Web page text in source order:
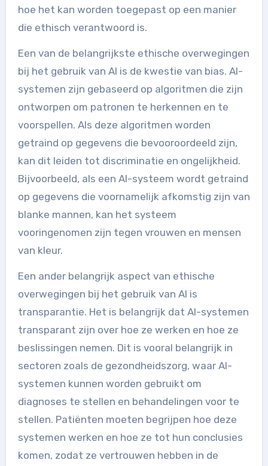
hoe het kan worden toegepast op een manier
die ethisch verantwoord is.
Een van de belangrijkste ethische overwegingen
bij het gebruik van AI is de kwestie van bias. AI-
systemen zijn gebaseerd op algoritmen die zijn
ontworpen om patronen te herkennen en te
voorspellen. Als deze algoritmen worden
getraind op gegevens die bevooroordeeld zijn,
kan dit leiden tot discriminatie en ongelijkheid.
Bijvoorbeeld, als een AI-systeem wordt getraind
op gegevens die voornamelijk afkomstig zijn van
blanke mannen, kan het systeem
vooringenomen zijn tegen vrouwen en mensen
van kleur.
Een ander belangrijk aspect van ethische
overwegingen bij het gebruik van AI is
transparantie. Het is belangrijk dat AI-systemen
transparant zijn over hoe ze werken en hoe ze
beslissingen nemen. Dit is vooral belangrijk in
sectoren zoals de gezondheidszorg, waar AI-
systemen kunnen worden gebruikt om
diagnoses te stellen en behandelingen voor te
stellen. Patiënten moeten begrijpen hoe deze
systemen werken en hoe ze tot hun conclusies
komen, zodat ze vertrouwen hebben in de